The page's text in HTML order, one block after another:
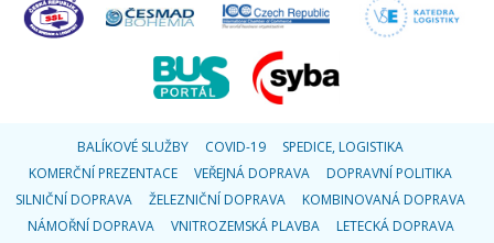
BALÍKOVÉ SLUŽBY COVID-19
SPEDICE, LOGISTIKA
KOMERČNÍ PREZENTACE
VEŘEJNÁ DOPRAVA
DOPRAVNÍ POLITIKA
SILNIČNÍ DOPRAVA
ŽELEZNIČNÍ DOPRAVA
KOMBINOVANÁ DOPRAVA
NÁMOŘNÍ DOPRAVA
VNITROZEMSKÁ PLAVBA LETECKÁ DOPRAVA